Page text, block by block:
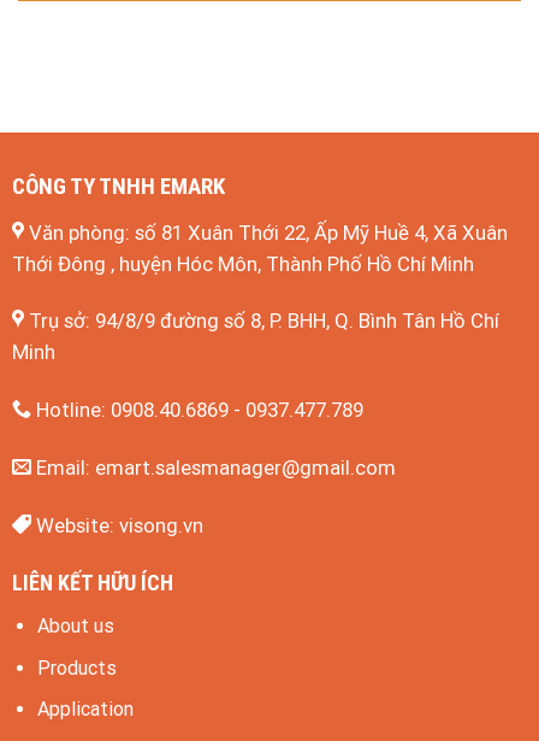
CÔNG TY TNHH EMARK
Văn phòng: số 81 Xuân Thới 22, Ấp Mỹ Huề 4, Xã Xuân
Thới Đông , huyện Hóc Môn, Thành Phố Hồ Chí Minh
Trụ sở: 94/8/9 đường số 8, P. BHH, Q. Bình Tân Hồ Chí
Minh
Hotline: 0908.40.6869 - 0937.477.789
Email: emart.salesmanager@gmail.com
Website: visong.vn
LIÊN KẾT HỮU ÍCH
About us
Products
Application